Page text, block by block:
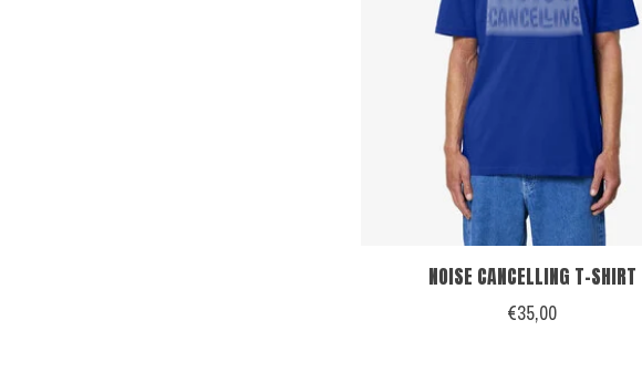
NOISE CANCELLING T-SHIRT
€35,00